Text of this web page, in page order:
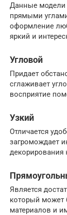
Данные модели
прямыми
оформление
яркий и
Угловой
Придает
сглаживает
восприятие
Узкий
Отличается
загромождает
Является
который может
материалов и